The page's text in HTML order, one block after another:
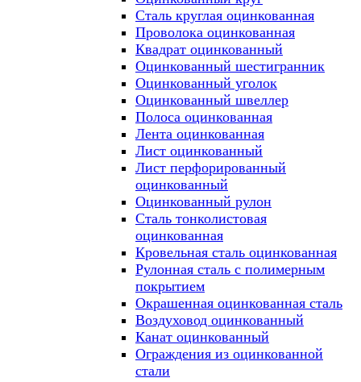
Сталь круглая оцинкованная
Проволока оцинкованная
Квадрат оцинкованный
Оцинкованный шестигранник
Оцинкованный уголок
Оцинкованный швеллер
Полоса оцинкованная
Лента оцинкованная
Лист оцинкованный
Лист перфорированный
оцинкованный
Оцинкованный рулон
Сталь тонколистовая
оцинкованная
Кровельная сталь оцинкованная
Рулонная сталь с полимерным
покрытием
Окрашенная оцинкованная сталь
Воздуховод оцинкованный
Канат оцинкованный
Ограждения из оцинкованной
стали